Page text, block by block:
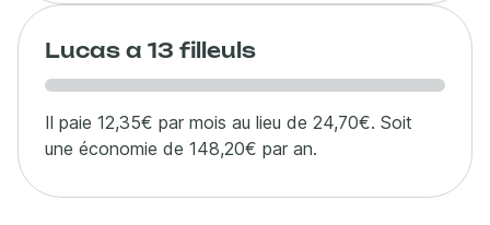
Lucas a 13 filleuls
Il paie 12,35€ par mois au lieu de 24,70€. Soit
une économie de 148,20€ par an.